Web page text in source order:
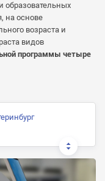
образовательных
на основе
возраста и
видов
программы четыре